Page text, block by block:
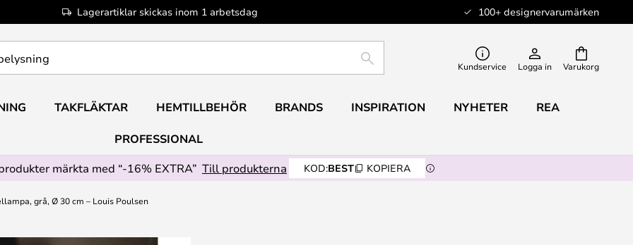
Lagerartiklar skickas inom 1 arbetsdag 100+ designervarumärken
Varukorg
SÖK Kundservice Logga in
TAKFLÄKTAR HEMTILLBEHÖR BRANDS INSPIRATION NYHETER REA
PROFESSIONAL
märkta med “-16% EXTRA” Till produkterna KOD:BEST KOPIERA
grå, Ø 30 cm – Louis Poulsen